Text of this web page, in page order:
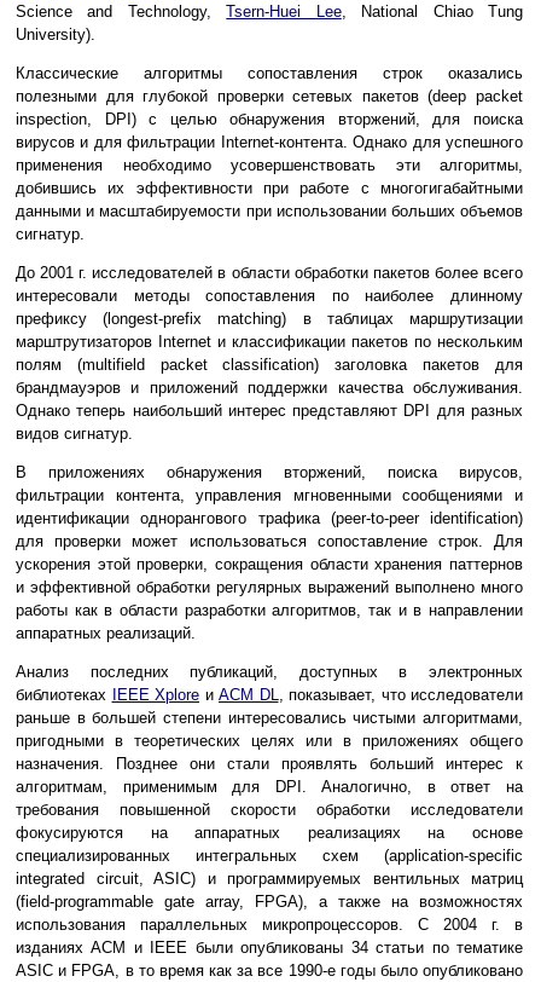
Science and Technology,Tsern-Huei Lee, National Chiao Tung
University).
Классические алгоритмы сопоставления строк оказались
полезными для глубокой проверки сетевых пакетов (deep packet
inspection, DPI) с целью обнаружения вторжений, для поиска
вирусов и для фильтрации Internet-контента. Однако для успешного
применения необходимо усовершенствовать эти алгоритмы,
добившись их эффективности при работе с многогигабайтными
данными и масштабируемости при использовании больших объемов
сигнатур.
До 2001 г. исследователей в области обработки пакетов более всего
интересовали методы сопоставления по наиболее длинному
префиксу (longest-prefix matching) в таблицах маршрутизации
марштрутизаторов Internet и классификации пакетов по нескольким
полям (multifield packet classification) заголовка пакетов для
брандмауэров и приложений поддержки качества обслуживания.
Однако теперь наибольший интерес представляют DPI для разных
видов сигнатур.
В приложениях обнаружения вторжений, поиска вирусов,
фильтрации контента, управления мгновенными сообщениями и
идентификации однорангового трафика (peer-to-peer identification)
для проверки может использоваться сопоставление строк. Для
ускорения этой проверки, сокращения области хранения паттернов
и эффективной обработки регулярных выражений выполнено много
работы как в области разработки алгоритмов, так и в направлении
аппаратных реализаций.
Анализ последних публикаций, доступных в электронных
библиотеках IEEE Xplore и ACM DL
, показывает, что исследователи
раньше в большей степени интересовались чистыми алгоритмами,
пригодными в теоретических целях или в приложениях общего
назначения. Позднее они стали проявлять больший интерес к
алгоритмам, применимым для DPI. Аналогично, в ответ на
требования повышенной скорости обработки исследователи
фокусируются на аппаратных реализациях на основе
специализированных интегральных схем (application-specific
integrated circuit, ASIC) и программируемых вентильных матриц
(field-programmable gate array, FPGA), а также на возможностях
использования параллельных микропроцессоров. С 2004 г. в
изданиях ACM и IEEE были опубликованы 34 статьи по тематике
ASIC и FPGA, в то время как за все 1990-е годы было опубликовано